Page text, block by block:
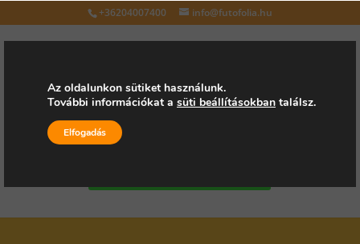
+36204007400 info@futofolia.hu
Válasszon oldalt
Az oldalunkon sütiket használunk.
További információkat a süti beállításokban találsz.
Elfogadás